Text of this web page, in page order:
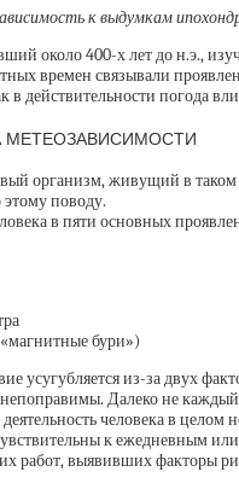
к выдумкам
около 400-х лет до н.э.,
времен связывали
в действительности погода
МЕТЕОЗАВИСИМОСТИ
организм, живущий в таком
поводу.
в пяти основных
бури»)
усугубляется из-за двух
Далеко не каждый
человека в
к ежедневным
работ, выявивших факторы